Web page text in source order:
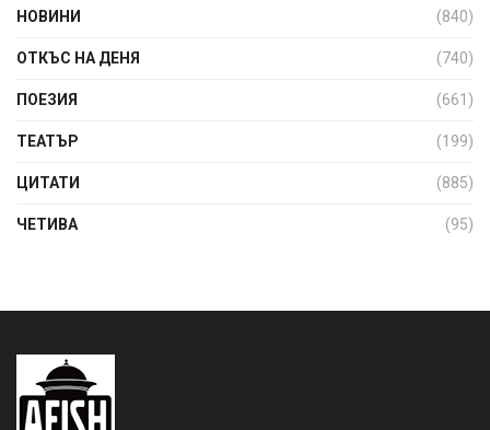
НОВИНИ (840)
ОТКЪС НА ДЕНЯ (740)
ПОЕЗИЯ (661)
ТЕАТЪР (199)
ЦИТАТИ (885)
ЧЕТИВА (95)